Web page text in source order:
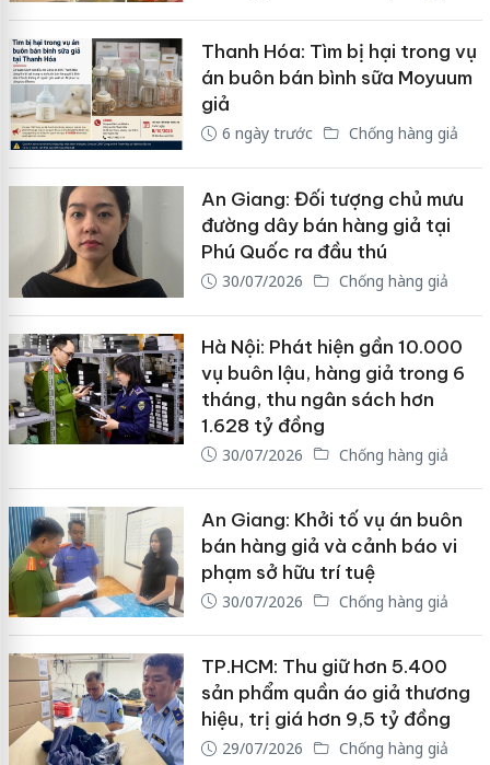
Thanh Hóa: Tìm bị hại trong vụ
án buôn bán bình sữa Moyuum
giả
6 ngày trước Chống hàng giả
An Giang: Đối tượng chủ mưu
đường dây bán hàng giả tại
Phú Quốc ra đầu thú
30/07/2026 Chống hàng giả
Hà Nội: Phát hiện gần 10.000
vụ buôn lậu, hàng giả trong 6
tháng, thu ngân sách hơn
1.628 tỷ đồng
30/07/2026 Chống hàng giả
An Giang: Khởi tố vụ án buôn
bán hàng giả và cảnh báo vi
phạm sở hữu trí tuệ
30/07/2026 Chống hàng giả
TP.HCM: Thu giữ hơn 5.400
sản phẩm quần áo giả thương
hiệu, trị giá hơn 9,5 tỷ đồng
29/07/2026 Chống hàng giả